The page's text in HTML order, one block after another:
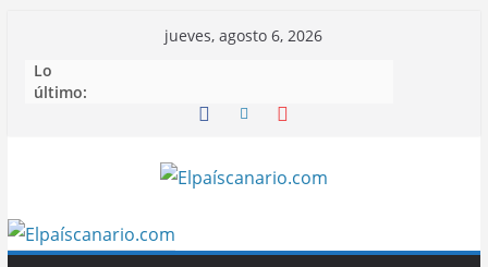
contenido
jueves, agosto 6, 2026
Lo
último: